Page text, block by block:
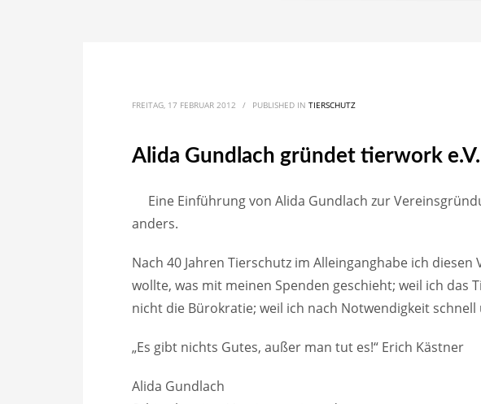
FREITAG, 17 FEBRUAR 2012 / PUBLISHED IN TIERSCHUTZ
Alida Gundlach gründet tierwork e.V.
Eine Einführung von Alida Gundlach zur
anders.
Nach 40 Jahren Tierschutz im Alleinganghabe ich
wollte, was mit meinen Spenden geschieht; weil ich das
nicht die Bürokratie; weil ich nach Notwendigkeit
„Es gibt nichts Gutes, außer man tut es!“ Erich Kästner
Alida Gundlach